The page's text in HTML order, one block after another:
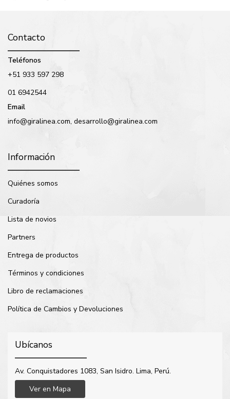
Contacto
Teléfonos
+51 933 597 298
01 6942544
Email
info@giralinea.com, desarrollo@giralinea.com
Información
Quiénes somos
Curadoría
Lista de novios
Partners
Entrega de productos
Términos y condiciones
Libro de reclamaciones
Política de Cambios y Devoluciones
Ubícanos
Av. Conquistadores 1083, San Isidro. Lima, Perú.
Ver en Mapa